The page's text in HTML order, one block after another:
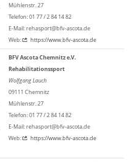
Mühlenstr. 27
Telefon: 01 77 / 2 84 14 82
E-Mail: rehasport@bfv-ascota.de
Web:
https://www.bfv-ascota.de
BFV Ascota Chemnitz e.V.
Rehabilitationssport
Wolfgang Lauch
09111 Chemnitz
Mühlenstr. 27
Telefon: 01 77 / 2 84 14 82
E-Mail: rehasport@bfv-ascota.de
Web:
https://www.bfv-ascota.de